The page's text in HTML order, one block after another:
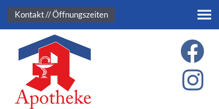
Kontakt
Kontakt // Öffnungszeiten